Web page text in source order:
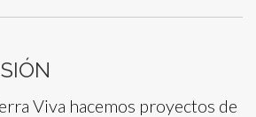
Viva hacemos proyectos de